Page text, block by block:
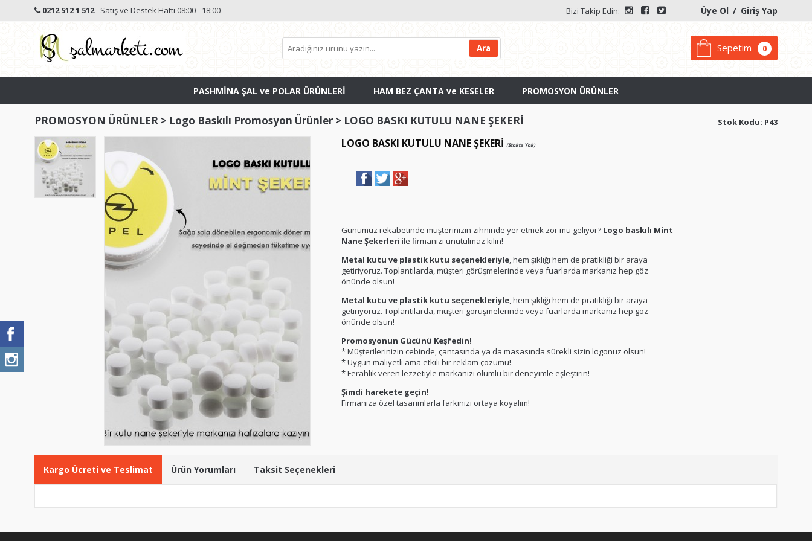
0212 512 1 512 Satış ve Destek Hattı 08:00 - 18:00 Üye Ol / Giriş Yap
Bizi Takip Edin:
Sepetim 0
PASHMİNA ŞAL ve POLAR ÜRÜNLERİ HAM BEZ ÇANTA ve KESELER PROMOSYON ÜRÜNLER
Stok Kodu: P43
PROMOSYON ÜRÜNLER > Logo Baskılı Promosyon Ürünler > LOGO BASKI KUTULU NANE ŞEKERİ
LOGO BASKI KUTULU NANE ŞEKERİ (Stokta Yok)
Günümüz rekabetinde müşterinizin zihninde yer etmek zor mu geliyor? Logo baskılı Mint
Nane Şekerleri ile firmanızı unutulmaz kılın!
Metal kutu ve plastik kutu seçenekleriyle, hem şıklığı hem de pratikliği bir araya
getiriyoruz. Toplantılarda, müşteri görüşmelerinde veya fuarlarda markanız hep göz
önünde olsun!
Metal kutu ve plastik kutu seçenekleriyle, hem şıklığı hem de pratikliği bir araya
getiriyoruz. Toplantılarda, müşteri görüşmelerinde veya fuarlarda markanız hep göz
önünde olsun!
Promosyonun Gücünü Keşfedin!
* Müşterilerinizin cebinde, çantasında ya da masasında sürekli sizin logonuz olsun!
* Uygun maliyetli ama etkili bir reklam çözümü!
* Ferahlık veren lezzetiyle markanızı olumlu bir deneyimle eşleştirin!
Şimdi harekete geçin!
Firmanıza özel tasarımlarla farkınızı ortaya koyalım!
Kargo Ücreti ve Teslimat Ürün Yorumları Taksit Seçenekleri